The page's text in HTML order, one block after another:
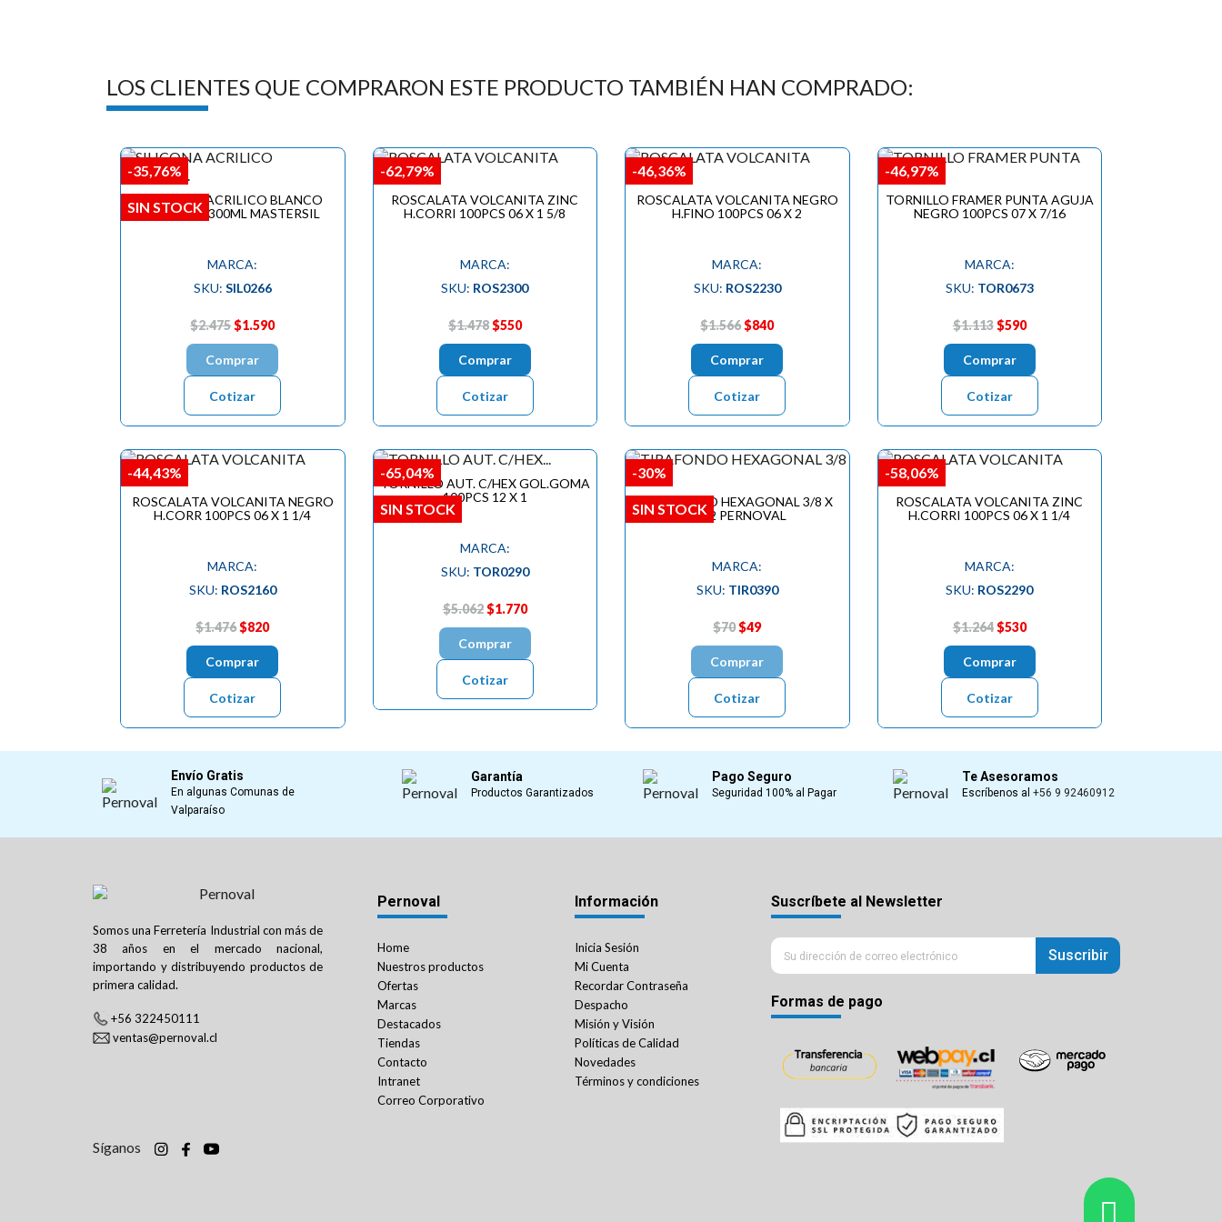
LOS CLIENTES QUE COMPRARON ESTE PRODUCTO TAMBIÉN HAN COMPRADO:
SILICONA ACRILICO BLANCO
PINTABLE 300ML MASTERSIL
MARCA:
SKU: SIL0266
$2.475$1.590
Comprar
Cotizar
-35,76%
SIN STOCK
ROSCALATA VOLCANITA ZINC
H.CORRI 100PCS 06 X 1 5/8
MARCA:
SKU: ROS2300
$1.478$550
Comprar
Cotizar
-62,79%
ROSCALATA VOLCANITA NEGRO
H.FINO 100PCS 06 X 2
MARCA:
SKU: ROS2230
$1.566$840
Comprar
Cotizar
-46,36%
TORNILLO FRAMER PUNTA AGUJA
NEGRO 100PCS 07 X 7/16
MARCA:
SKU: TOR0673
$1.113$590
Comprar
Cotizar
-46,97%
ROSCALATA VOLCANITA NEGRO
H.CORR 100PCS 06 X 1 1/4
MARCA:
SKU: ROS2160
$1.476$820
Comprar
Cotizar
-44,43%
TORNILLO AUT. C/HEX GOL.GOMA
100PCS 12 X 1
MARCA:
SKU: TOR0290
$5.062$1.770
Comprar
Cotizar
-65,04%
SIN STOCK
TIRAFONDO HEXAGONAL 3/8 X
1.1/2 PERNOVAL
MARCA:
SKU: TIR0390
$70$49
Comprar
Cotizar
-30%
SIN STOCK
ROSCALATA VOLCANITA ZINC
H.CORRI 100PCS 06 X 1 1/4
MARCA:
SKU: ROS2290
$1.264$530
Comprar
Cotizar
-58,06%
Envío Gratis
En algunas Comunas de
Valparaíso
Garantía
Productos Garantizados
Pago Seguro
Seguridad 100% al Pagar
Te Asesoramos
Escríbenos al +56 9 92460912
Somos una Ferretería Industrial con más de
38 años en el mercado nacional,
importando y distribuyendo productos de
primera calidad.
+56 322450111
ventas@pernoval.cl
Síganos
Pernoval
Home
Nuestros productos
Ofertas
Marcas
Destacados
Tiendas
Contacto
Intranet
Correo Corporativo
Información
Inicia Sesión
Mi Cuenta
Recordar Contraseña
Despacho
Misión y Visión
Políticas de Calidad
Novedades
Términos y condiciones
Suscríbete al Newsletter
Suscribir
Formas de pago